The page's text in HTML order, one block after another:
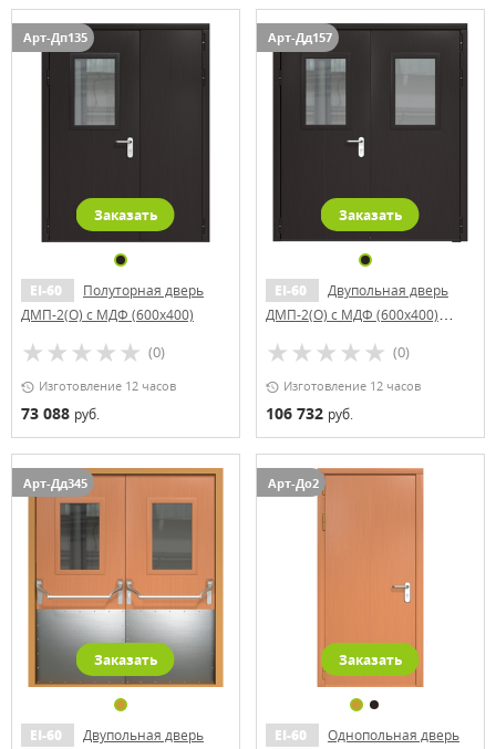
Арт-Дп135
Заказать
EI-60
Полуторная дверь
ДМП-2(О) с МДФ (600х400)
(0)
Изготовление 12 часов
73 088 руб.
Арт-Дд157
Заказать
EI-60
Двупольная дверь
ДМП-2(О) с МДФ (600х400)
(0)
Изготовление 12 часов
106 732 руб.
Арт-Дд345
Заказать
EI-60
Двупольная дверь
Арт-До2
Заказать
EI-60
Однопольная дверь